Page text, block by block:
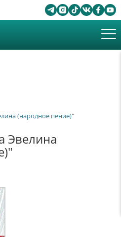
(народное пение)"
Эвелина